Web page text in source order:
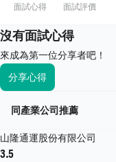
面試心得 面試評價
沒有面試心得
來成為第一位分享者吧！
分享心得
同產業公司推薦
山隆通運股份有限公司
3.5